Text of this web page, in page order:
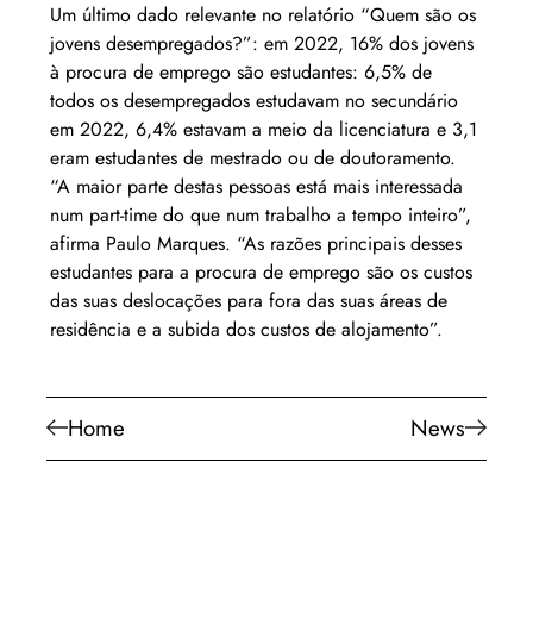
Home News
Um último dado relevante no relatório “Quem são os
jovens desempregados?”: em 2022, 16% dos jovens
à procura de emprego são estudantes: 6,5% de
todos os desempregados estudavam no secundário
em 2022, 6,4% estavam a meio da licenciatura e 3,1
eram estudantes de mestrado ou de doutoramento.
“A maior parte destas pessoas está mais interessada
num part-time do que num trabalho a tempo inteiro”,
afirma Paulo Marques. “As razões principais desses
estudantes para a procura de emprego são os custos
das suas deslocações para fora das suas áreas de
residência e a subida dos custos de alojamento”.